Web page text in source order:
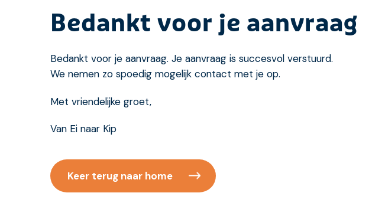
Bedankt voor je aanvraag
Bedankt voor je aanvraag. Je aanvraag is succesvol verstuurd.
We nemen zo spoedig mogelijk contact met je op.
Met vriendelijke groet,
Van Ei naar Kip
Keer terug naar home